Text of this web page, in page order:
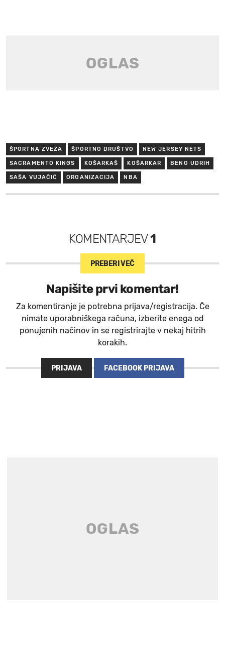
ŠPORTNA ZVEZA ŠPORTNO DRUŠTVO NEW JERSEY NETS
SACRAMENTO KINGS KOŠARKAŠ KOŠARKAR BENO UDRIH
SAŠA VUJAČIĆ ORGANIZACIJA NBA
KOMENTARJEV1
PREBERI VEČ
Napišite prvi komentar!
Za komentiranje je potrebna prijava/registracija. Če
nimate uporabniškega računa, izberite enega od
ponujenih načinov in se registrirajte v nekaj hitrih
korakih.
PRIJAVA FACEBOOK PRIJAVA